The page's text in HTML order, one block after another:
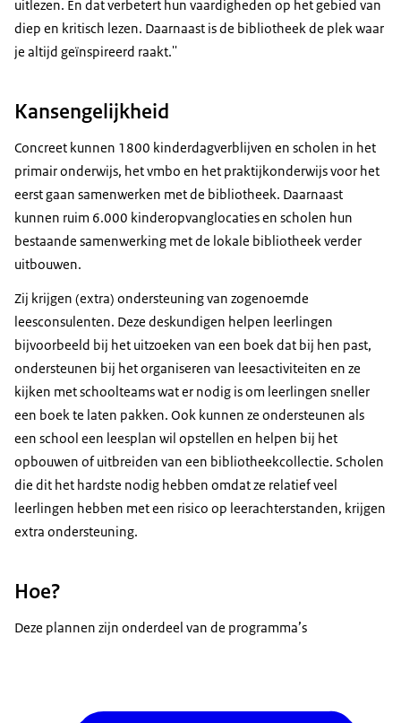
uitlezen. En dat verbetert hun vaardigheden op het gebied van
diep en kritisch lezen. Daarnaast is de bibliotheek de plek waar
je altijd geïnspireerd raakt.''
Kansengelijkheid
Concreet kunnen 1800 kinderdagverblijven en scholen in het
primair onderwijs, het vmbo en het praktijkonderwijs voor het
eerst gaan samenwerken met de bibliotheek. Daarnaast
kunnen ruim 6.000 kinderopvanglocaties en scholen hun
bestaande samenwerking met de lokale bibliotheek verder
uitbouwen.
Zij krijgen (extra) ondersteuning van zogenoemde
leesconsulenten. Deze deskundigen helpen leerlingen
bijvoorbeeld bij het uitzoeken van een boek dat bij hen past,
ondersteunen bij het organiseren van leesactiviteiten en ze
kijken met schoolteams wat er nodig is om leerlingen sneller
een boek te laten pakken. Ook kunnen ze ondersteunen als
een school een leesplan wil opstellen en helpen bij het
opbouwen of uitbreiden van een bibliotheekcollectie. Scholen
die dit het hardste nodig hebben omdat ze relatief veel
leerlingen hebben met een risico op leerachterstanden, krijgen
extra ondersteuning.
Hoe?
Deze plannen zijn onderdeel van de programma’s